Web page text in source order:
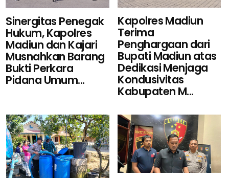
Sinergitas Penegak
Hukum, Kapolres
Madiun dan Kajari
Musnahkan Barang
Bukti Perkara
Pidana Umum...
Kapolres Madiun
Terima
Penghargaan dari
Bupati Madiun atas
Dedikasi Menjaga
Kondusivitas
Kabupaten M...